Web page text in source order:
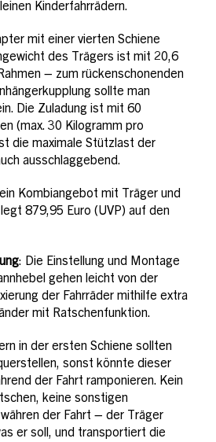
Kinderfahrrädern.
mit einer vierten Schiene
des Trägers ist mit 20,6
– zum rückenschonenden
sollte man
Die Zuladung ist mit 60
(max. 30 Kilogramm pro
die maximale Stützlast der
ausschlaggebend.
Kombiangebot mit Träger und
879,95 Euro (UVP) auf den
: Die Einstellung und Montage
gehen leicht von der
der Fahrräder mithilfe extra
mit Ratschenfunktion.
in der ersten Schiene sollten
sonst könnte dieser
der Fahrt ramponieren. Kein
keine sonstigen
der Fahrt – der Träger
er soll, und transportiert die